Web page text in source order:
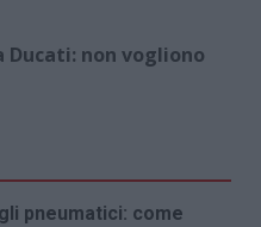
Ducati: non vogliono
pneumatici: come